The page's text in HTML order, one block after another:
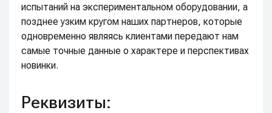
испытаний на экспериментальном оборудовании, а
позднее узким кругом наших партнеров, которые
одновременно являясь клиентами передают нам
самые точные данные о характере и перспективах
новинки.
Реквизиты: